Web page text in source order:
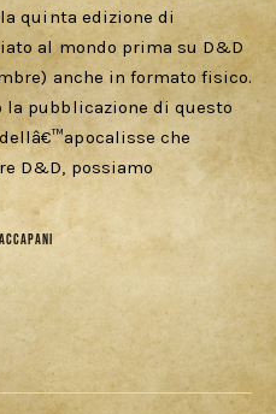
quinta edizione di
al mondo prima su D&D
anche in formato fisico.
pubblicazione di questo
che
D&D, possiamo